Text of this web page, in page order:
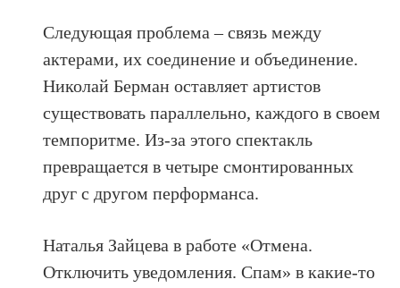
Следующая проблема – связь между
актерами, их соединение и объединение.
Николай Берман оставляет артистов
существовать параллельно, каждого в своем
темпоритме. Из-за этого спектакль
превращается в четыре смонтированных
друг с другом перформанса.
Наталья Зайцева в работе «Отмена.
Отключить уведомления. Спам» в какие-то